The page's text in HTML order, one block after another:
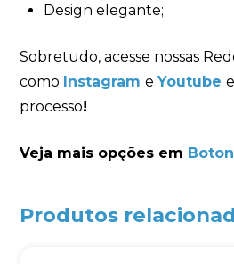
Design elegante;
Sobretudo, acesse nossas
como Instagram eYoutube
processo!
Veja mais opções em
Produtos